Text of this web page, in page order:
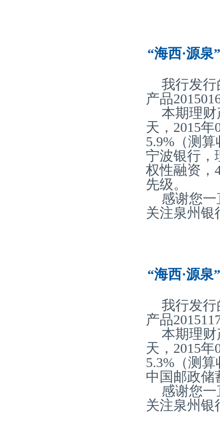
“海西·源
我行发行
产品
本期理财
天，2015
5.9%（测
宁波银行，
权性融资，
先级。
感谢您
关注泉州银
“海西·源
我行发行
产品
本期理财
天，2015
5.3%（测
中国邮政储
感谢您
关注泉州银